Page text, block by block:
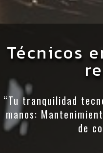
Técnicos
“Tu tranquilidad
manos:
de